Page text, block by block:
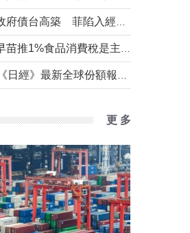
更 多